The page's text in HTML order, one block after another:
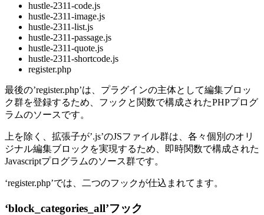
hustle-2311-code.js
hustle-2311-image.js
hustle-2311-list.js
hustle-2311-passage.js
hustle-2311-quote.js
hustle-2311-shortcode.js
register.php
最後の’register.php’は、プラグインの主体として編集ブロッ
ク群を登録するため、フックと関数で構成されたPHPプログ
ラムのソースです。
上を除く、拡張子が’.js’のJSファイル群は、各々個別のオリ
ジナル編集ブロックを実現するため、即時関数で構成された
Javascriptプログラムのソース群です。
‘register.php’では、二つのフックが仕込まれてます。
‘block_categories_all’フック